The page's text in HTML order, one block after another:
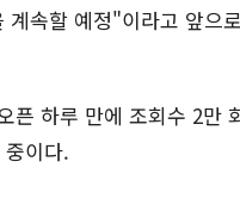
속할 예정"이라고 앞으
하루 만에 조회수 2만
이다.